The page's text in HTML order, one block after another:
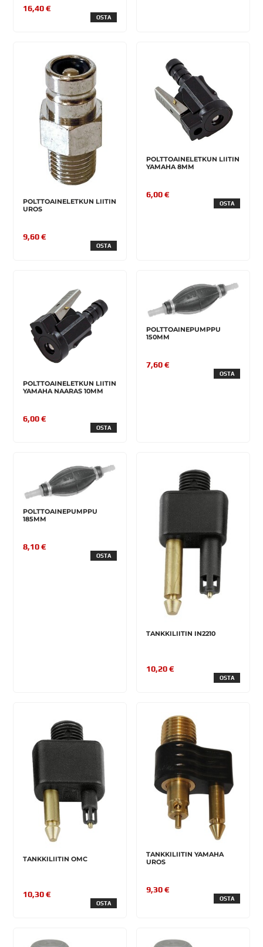
16,40 €
OSTA
POLTTOAINELETKUN LIITIN
UROS
9,60 €
OSTA
POLTTOAINELETKUN LIITIN
YAMAHA 8MM
6,00 €
OSTA
POLTTOAINELETKUN LIITIN
YAMAHA NAARAS 10MM
6,00 €
OSTA
POLTTOAINEPUMPPU
150MM
7,60 €
OSTA
POLTTOAINEPUMPPU
185MM
8,10 €
OSTA
TANKKILIITIN IN2210
10,20 €
OSTA
TANKKILIITIN OMC
10,30 €
OSTA
TANKKILIITIN YAMAHA
UROS
9,30 €
OSTA